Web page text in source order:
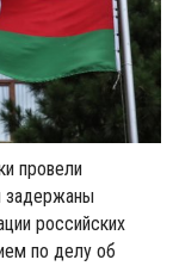
провели
задержаны
российских
по делу об